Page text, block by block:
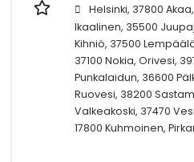
Helsinki, 37800
Ikaalinen, 35500
Kihniö, 37500
37100 Nokia, Orivesi,
Punkalaidun, 36600
Ruovesi, 38200
Valkeakoski, 37470
17800 Kuhmoinen,